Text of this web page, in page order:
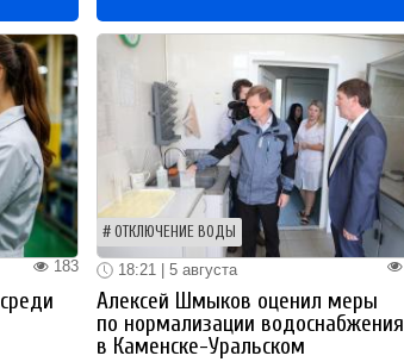
183
ОТКЛЮЧЕНИЕ ВОДЫ
18:21 | 5 августа
Алексей Шмыков оценил меры
по нормализации водоснабжения
в Каменске-Уральском